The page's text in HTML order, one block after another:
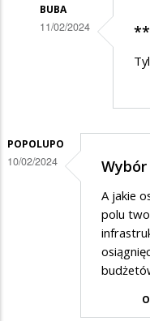
BUBA
11/02/2024
odpowiedzi
na
Pomyślcie
POPOLUPO
10/02/2024 Wybór
A jakie
polu